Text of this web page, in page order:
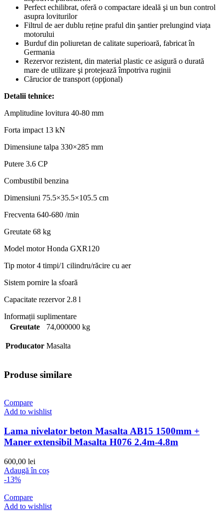
Perfect echilibrat, oferă o compactare ideală şi un bun control
asupra loviturilor
Filtrul de aer dublu reține praful din şantier prelungind viața
motorului
Burduf din poliuretan de calitate superioară, fabricat în
Germania
Rezervor rezistent, din material plastic ce asigură o durată
mare de utilizare şi protejează împotriva ruginii
Cărucior de transport (opţional)
Detalii tehnice:
Amplitudine lovitura 40-80 mm
Forta impact 13 kN
Dimensiune talpa 330×285 mm
Putere 3.6 CP
Combustibil benzina
Dimensiuni 75.5×35.5×105.5 cm
Frecventa 640-680 /min
Greutate 68 kg
Model motor Honda GXR120
Tip motor 4 timpi/1 cilindru/răcire cu aer
Sistem pornire la sfoară
Capacitate rezervor 2.8 l
Informații suplimentare
Greutate
74,000000 kg
Producator Masalta
Produse similare
Compare
Add to wishlist
Lama nivelator beton Masalta AB15 1500mm +
Maner extensibil Masalta H076 2.4m-4.8m
600,00 lei
Adaugă în coș
-13%
Compare
Add to wishlist